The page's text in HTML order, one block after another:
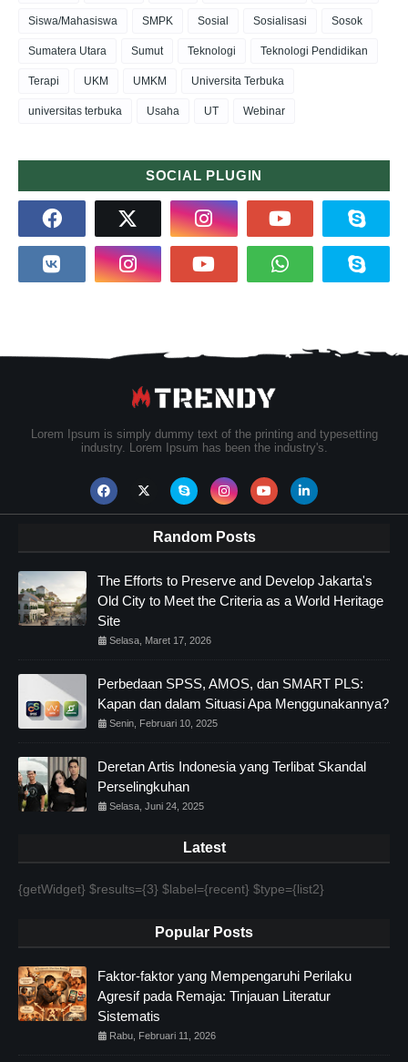
Siswa/Mahasiswa SMPK Sosial Sosialisasi Sosok
Sumatera Utara Sumut Teknologi Teknologi Pendidikan
Terapi UKM UMKM Universita Terbuka
universitas terbuka Usaha UT Webinar
SOCIAL PLUGIN
Lorem Ipsum is simply dummy text of the printing and typesetting
industry. Lorem Ipsum has been the industry's.
Random Posts
The Efforts to Preserve and Develop Jakarta's
Old City to Meet the Criteria as a World Heritage
Site
Selasa, Maret 17, 2026
Perbedaan SPSS, AMOS, dan SMART PLS:
Kapan dan dalam Situasi Apa Menggunakannya?
Senin, Februari 10, 2025
Deretan Artis Indonesia yang Terlibat Skandal
Perselingkuhan
Selasa, Juni 24, 2025
Latest
{getWidget} $results={3} $label={recent} $type={list2}
Popular Posts
Faktor-faktor yang Mempengaruhi Perilaku
Agresif pada Remaja: Tinjauan Literatur
Sistematis
Rabu, Februari 11, 2026